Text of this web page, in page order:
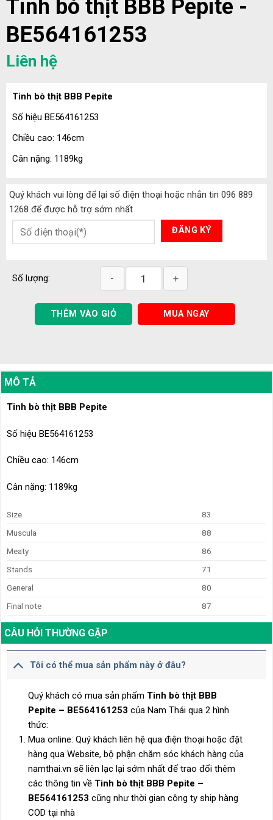
Tinh bò thịt BBB Pepite -
BE564161253
Liên hệ
Tinh bò thịt BBB Pepite
Số hiệu BE564161253
Chiều cao: 146cm
Cân nặng: 1189kg
Quý khách vui lòng để lại số điện thoại hoặc nhắn tin 096 889
1268 để được hỗ trợ sớm nhất
Số lượng: Tinh bò thịt BBB Pepite - BE564161253
THÊM VÀO GIỎ MUA NGAY
MÔ TẢ
Tinh bò thịt BBB Pepite
Số hiệu BE564161253
Chiều cao: 146cm
Cân nặng: 1189kg
Size
83
Muscula
88
Meaty
86
Stands
71
General
80
Final note
87
CÂU HỎI THƯỜNG GẶP
Tôi có thể mua sản phẩm này ở đâu?
Quý khách có mua sản phẩm Tinh bò thịt BBB
Pepite – BE564161253 của Nam Thái qua 2 hình
thức:
Mua online: Quý khách liên hệ qua điện thoại hoặc đặt
hàng qua Website, bộ phận chăm sóc khách hàng của
namthai.vn sẽ liên lạc lại sớm nhất để trao đổi thêm
các thông tin về Tinh bò thịt BBB Pepite –
BE564161253 cũng như thời gian công ty ship hàng
COD tại nhà